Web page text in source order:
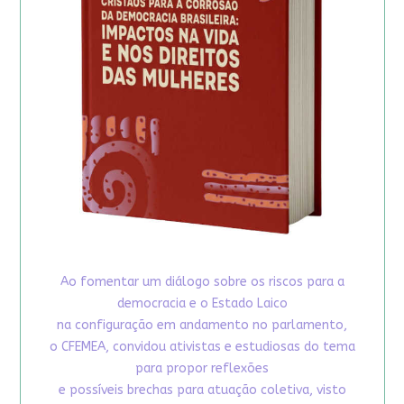
Ao fomentar um diálogo sobre os riscos para a
democracia e o Estado Laico
na configuração em andamento no parlamento,
o CFEMEA, convidou ativistas e estudiosas do tema
para propor reflexões
e possíveis brechas para atuação coletiva, visto